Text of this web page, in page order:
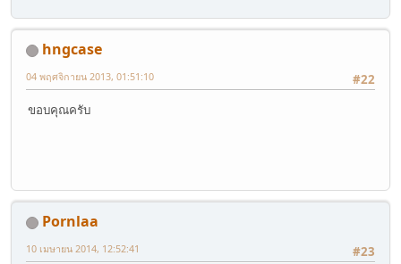
hngcase
#22
04 พฤศจิกายน 2013, 01:51:10
ขอบคุณครับ
Pornlaa
#23
10 เมษายน 2014, 12:52:41